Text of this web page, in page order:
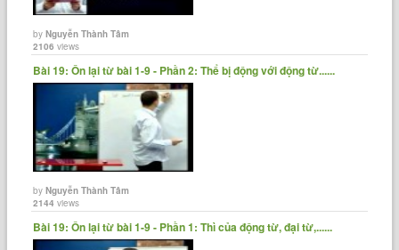
byNguyễn Thành Tâm
2106 views
Bài 19: Ôn lại từ bài 1-9 - Phần 2: Thể bị động với động từ......
byNguyễn Thành Tâm
2144 views
Bài 19: Ôn lại từ bài 1-9 - Phần 1: Thì của động từ, đại từ,......